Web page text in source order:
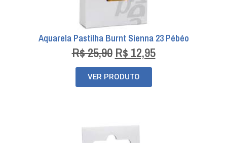
Aquarela Pastilha Burnt Sienna 23 Pébéo
R$25,90 R$ 12,95
VER PRODUTO